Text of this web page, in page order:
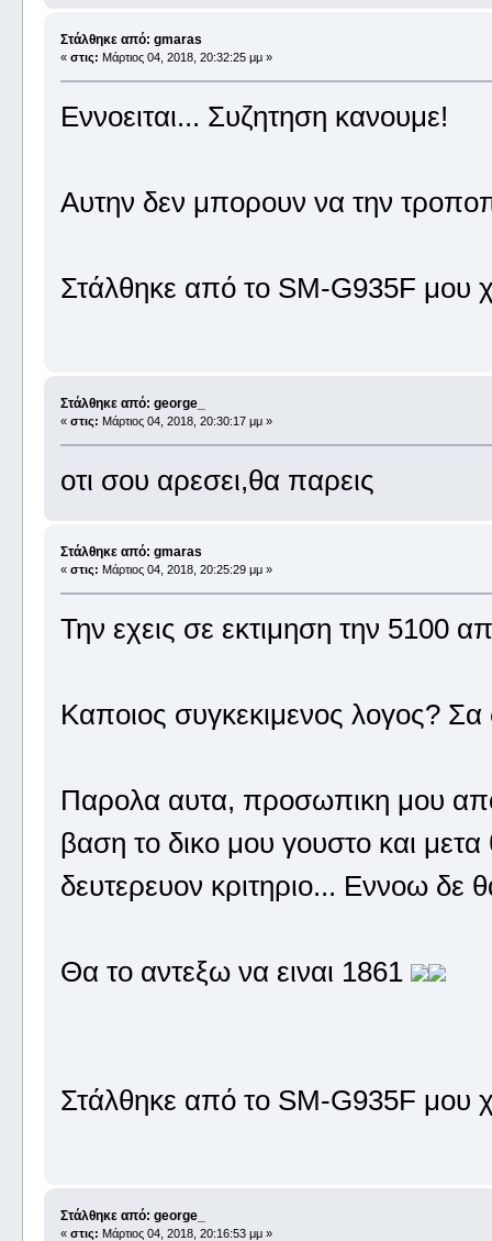
Στάλθηκε από: gmaras
« στις: Μάρτιος 04, 2018, 20:32:25 μμ »
Εννοειται... Συζητηση κανουμε!
Αυτην δεν μπορουν να την
Στάλθηκε από το SM-G935F μου
Στάλθηκε από: george_
« στις: Μάρτιος 04, 2018, 20:30:17 μμ »
οτι σου αρεσει,θα παρεις
Στάλθηκε από: gmaras
« στις: Μάρτιος 04, 2018, 20:25:29 μμ »
Την εχεις σε εκτιμηση την 5100
Καποιος συγκεκιμενος λογος? Σα
Παρολα αυτα, προσωπικη μου
βαση το δικο μου γουστο και
δευτερευον κριτηριο... Εννοω
Θα το αντεξω να ειναι 1861
Στάλθηκε από το SM-G935F μου
Στάλθηκε από: george_
« στις: Μάρτιος 04, 2018, 20:16:53 μμ »